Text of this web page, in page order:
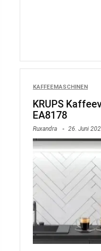
KAFFEEMASCHINEN
KRUPS
EA8178
Ruxandra 26. Juni